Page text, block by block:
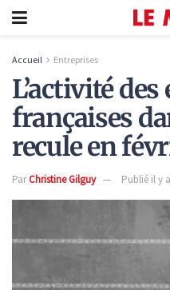
Accueil Entreprises
L’activité
françaises
recule en
ParChristine Gilguy Publié il y